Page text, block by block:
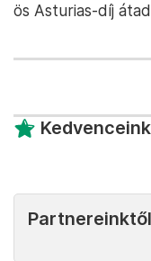
ös Asturias-díj
Kedvenceink
Partnereinktől